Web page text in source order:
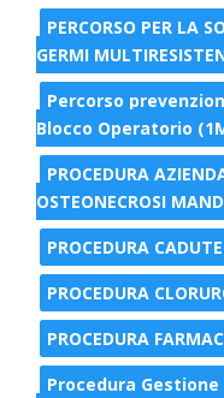
PERCORSO PER LA
GERMI
Percorso
Blocco Operatorio
PROCEDURA
OSTEONECROSI
PROCEDURA
PROCEDURA
PROCEDURA
Procedura